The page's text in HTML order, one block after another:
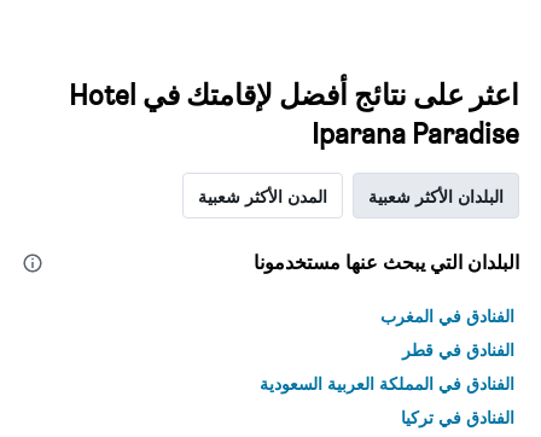
اعثر على نتائج أفضل لإقامتك في Hotel
Iparana Paradise
البلدان الأكثر شعبية المدن الأكثر شعبية
البلدان التي يبحث عنها مستخدمونا
الفنادق في المغرب
الفنادق في قطر
الفنادق في المملكة العربية السعودية
الفنادق في تركيا